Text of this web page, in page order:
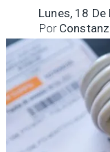
Lunes, 18
Por